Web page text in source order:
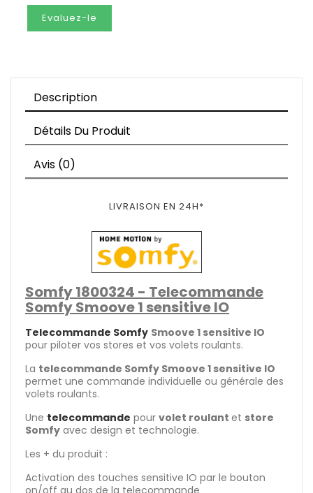
Evaluez-le
Description
Détails Du Produit
Avis (0)
LIVRAISON EN 24H*
Somfy 1800324 - Telecommande
Somfy Smoove 1 sensitive IO
Telecommande Somfy Smoove 1 sensitive IO
pour piloter vos stores et vos volets roulants.
La telecommande Somfy Smoove 1 sensitive IO
permet une commande individuelle ou générale des
volets roulants.
Une telecommande pour volet roulant et store
Somfy avec design et technologie.
Les + du produit :
Activation des touches sensitive IO par le bouton